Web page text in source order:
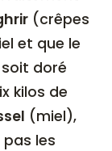
(crêpes
et que le
doré
kilos de
(miel),
les